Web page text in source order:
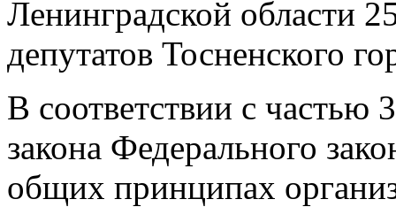
Ленинградской области
депутатов Тосненского
В соответствии с частью
закона Федерального
общих принципах